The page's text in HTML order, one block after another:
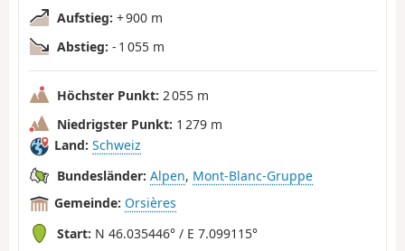
Aufstieg: + 900 m
Abstieg: - 1 055 m
Höchster Punkt: 2 055 m
Niedrigster Punkt: 1 279 m
Land: Schweiz
Bundesländer: Alpen, Mont-Blanc-Gruppe
Gemeinde: Orsières
Start: N 46.035446° / E 7.099115°